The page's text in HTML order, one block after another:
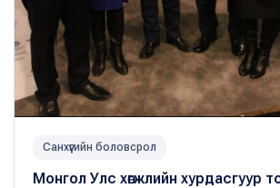
Санхүүгийн боловсрол
Монгол Улс хөгжлийн хурдасгуур